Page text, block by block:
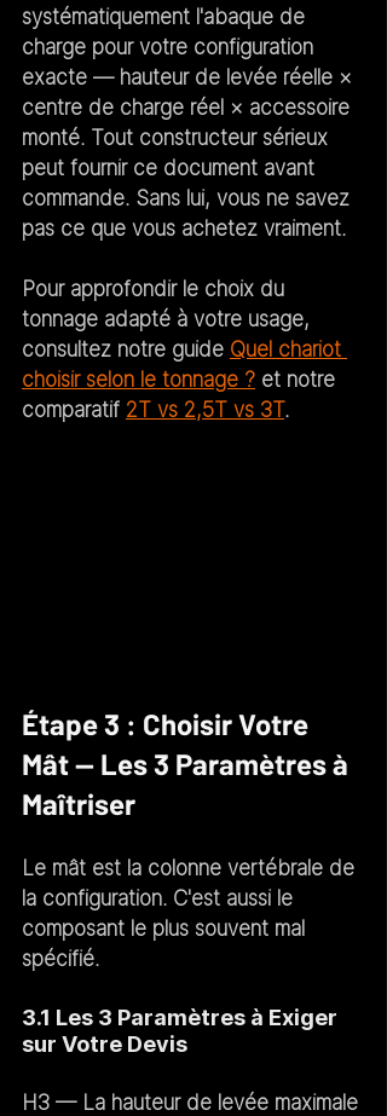
systématiquement l'abaque de
charge pour votre configuration
exacte — hauteur de levée réelle ×
centre de charge réel × accessoire
monté. Tout constructeur sérieux
peut fournir ce document avant
commande. Sans lui, vous ne savez
pas ce que vous achetez vraiment.
Pour approfondir le choix du
tonnage adapté à votre usage,
consultez notre guide Quel chariot
choisir selon le tonnage ? et notre
comparatif 2T vs 2,5T vs 3T.
Étape 3 : Choisir Votre
Mât — Les 3 Paramètres à
Maîtriser
Le mât est la colonne vertébrale de
la configuration. C'est aussi le
composant le plus souvent mal
spécifié.
3.1 Les 3 Paramètres à Exiger
sur Votre Devis
H3 — La hauteur de levée maximale